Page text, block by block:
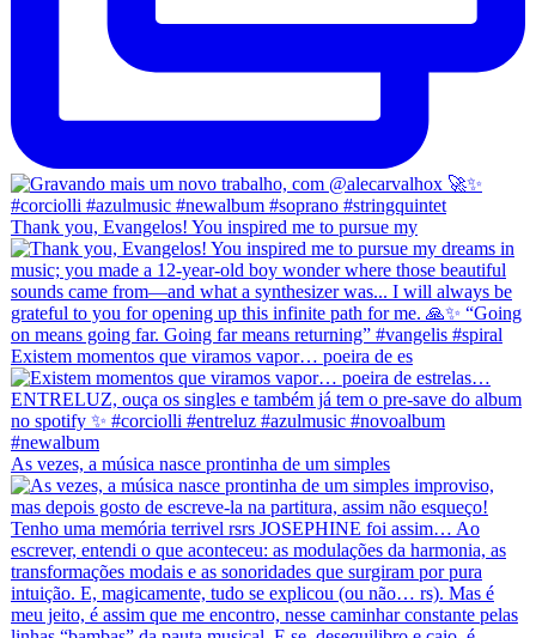
Thank you, Evangelos! You inspired me to pursue my
Existem momentos que viramos vapor… poeira de es
As vezes, a música nasce prontinha de um simples